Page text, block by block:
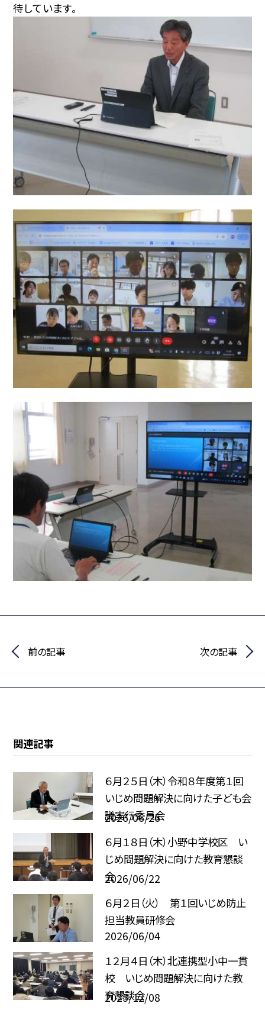
待しています。
前の記事 次の記事
関連記事
６月２５日（木）令和８年度第１回
いじめ問題解決に向けた子ども会
議実行委員会
2026/06/26
６月１８日（木）小野中学校区 い
じめ問題解決に向けた教育懇談
会
2026/06/22
６月２日（火） 第１回いじめ防止
担当教員研修会
2026/06/04
１２月４日（木）北連携型小中一貫
校 いじめ問題解決に向けた教
育懇談会
2025/12/08